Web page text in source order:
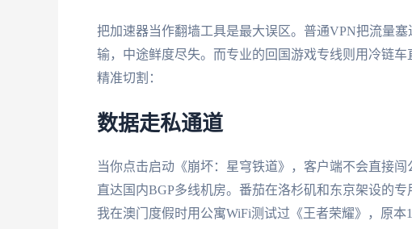
把加速器当作翻墙工具是最大误区。普通VPN把流量
输，中途鲜度尽失。而专业的回国游戏专线则用冷链车
精准切割：
数据走私通道
当你点击启动《崩坏：星穹铁道》，客户端不会直接
直达国内BGP多线机房。番茄在洛杉矶和东京架设的
我在澳门度假时用公寓WiFi测试过《王者荣耀》，原本